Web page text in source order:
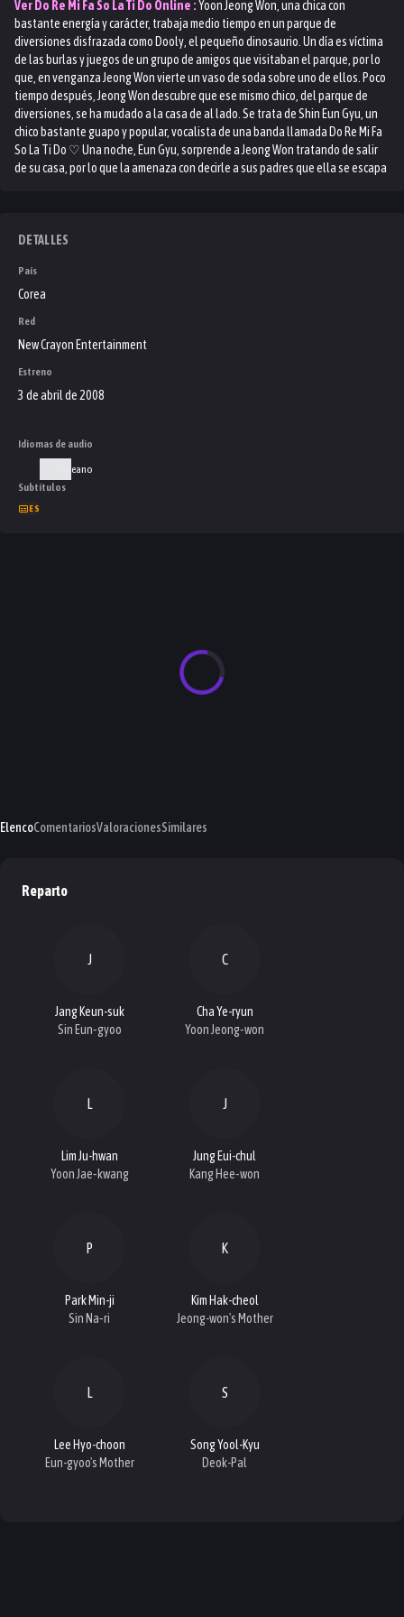
Ver Do Re Mi Fa So La Ti Do Online :Yoon Jeong Won, una chica con
bastante energía y carácter, trabaja medio tiempo en un parque de
diversiones disfrazada como Dooly, el pequeño dinosaurio. Un día es víctima
de las burlas y juegos de un grupo de amigos que visitaban el parque, por lo
que, en venganza Jeong Won vierte un vaso de soda sobre uno de ellos. Poco
tiempo después, Jeong Won descubre que ese mismo chico, del parque de
diversiones, se ha mudado a la casa de al lado. Se trata de Shin Eun Gyu, un
chico bastante guapo y popular, vocalista de una banda llamada Do Re Mi Fa
So La Ti Do ♡ Una noche, Eun Gyu, sorprende a Jeong Won tratando de salir
de su casa, por lo que la amenaza con decirle a sus padres que ella se escapa
Jeong Won y Eun Gyu comienzan a desarrollar sentimientos mutuos y los dos
entra en escena Hee Won, el tercero en discordia de este triángulo amoroso,
alguien que no es desconocido para ninguno de los dos.
DETALLES
País
Corea
Red
New Crayon Entertainment
Estreno
3 de abril de 2008
Idiomas de audio
Coreano
Subtítulos
ES
ElencoComentariosValoracionesSimilares
Reparto
J
Jang Keun-suk
Sin Eun‑gyoo
C
Cha Ye-ryun
Yoon Jeong‑won
L
Lim Ju-hwan
Yoon Jae‑kwang
J
Jung Eui-chul
Kang Hee‑won
P
Park Min-ji
Sin Na‑ri
K
Kim Hak-cheol
Jeong-won's Mother
L
Lee Hyo-choon
Eun-gyoo's Mother
S
Song Yool-Kyu
Deok-Pal